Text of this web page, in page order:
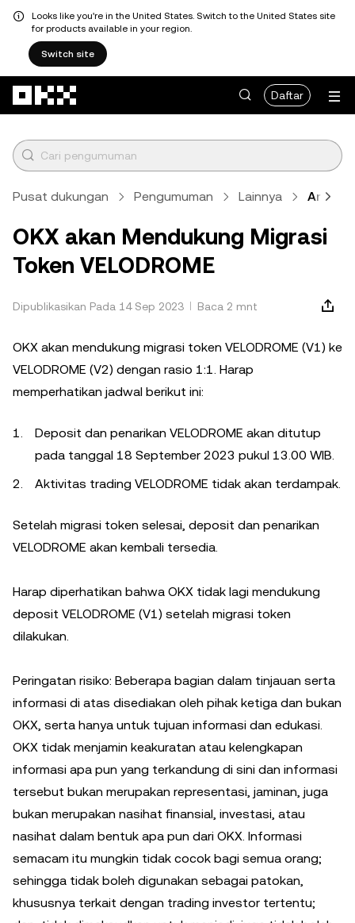
Looks like you're in the United States. Switch to the United States site
for products available in your region.
Switch site
Daftar
Pusat dukungan Pengumuman Lainnya Artikel
OKX akan Mendukung Migrasi
Token VELODROME
Dipublikasikan Pada 14 Sep 2023 Baca 2 mnt
OKX akan mendukung migrasi token VELODROME (V1) ke
VELODROME (V2) dengan rasio 1:1. Harap
memperhatikan jadwal berikut ini:
Deposit dan penarikan VELODROME akan ditutup
pada tanggal 18 September 2023 pukul 13.00 WIB.
Aktivitas trading VELODROME tidak akan terdampak.
Setelah migrasi token selesai, deposit dan penarikan
VELODROME akan kembali tersedia.
Harap diperhatikan bahwa OKX tidak lagi mendukung
deposit VELODROME (V1) setelah migrasi token
dilakukan.
Peringatan risiko: Beberapa bagian dalam tinjauan serta
informasi di atas disediakan oleh pihak ketiga dan bukan
OKX, serta hanya untuk tujuan informasi dan edukasi.
OKX tidak menjamin keakuratan atau kelengkapan
informasi apa pun yang terkandung di sini dan informasi
tersebut bukan merupakan representasi, jaminan, juga
bukan merupakan nasihat finansial, investasi, atau
nasihat dalam bentuk apa pun dari OKX. Informasi
semacam itu mungkin tidak cocok bagi semua orang;
sehingga tidak boleh digunakan sebagai patokan,
khususnya terkait dengan trading investor tertentu;